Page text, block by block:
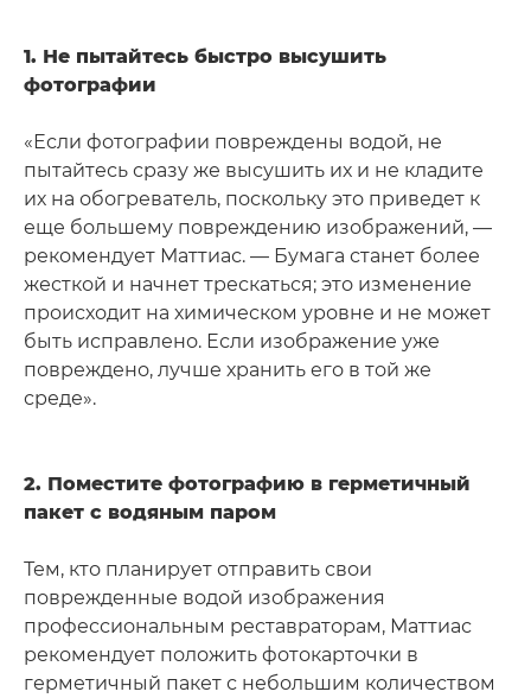
1. Не пытайтесь быстро высушить
фотографии
«Если фотографии повреждены водой, не
пытайтесь сразу же высушить их и не кладите
их на обогреватель, поскольку это приведет к
еще большему повреждению изображений, —
рекомендует Маттиас. — Бумага станет более
жесткой и начнет трескаться; это изменение
происходит на химическом уровне и не может
быть исправлено. Если изображение уже
повреждено, лучше хранить его в той же
среде».
2. Поместите фотографию в герметичный
пакет с водяным паром
Тем, кто планирует отправить свои
поврежденные водой изображения
профессиональным реставраторам, Маттиас
рекомендует положить фотокарточки в
герметичный пакет с небольшим количеством